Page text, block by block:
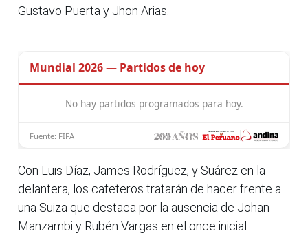
Gustavo Puerta y Jhon Arias.
Con Luis Díaz, James Rodríguez, y Suárez en la
delantera, los cafeteros tratarán de hacer frente a
una Suiza que destaca por la ausencia de Johan
Manzambi y Rubén Vargas en el once inicial.